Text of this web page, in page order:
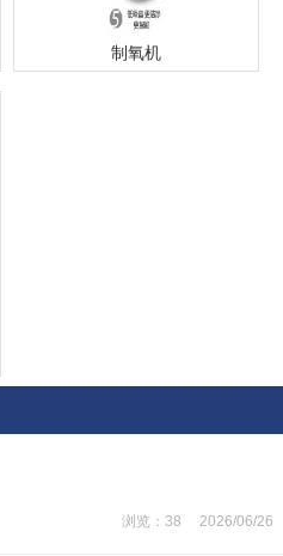
制氧机
浏览：38 2026/06/26